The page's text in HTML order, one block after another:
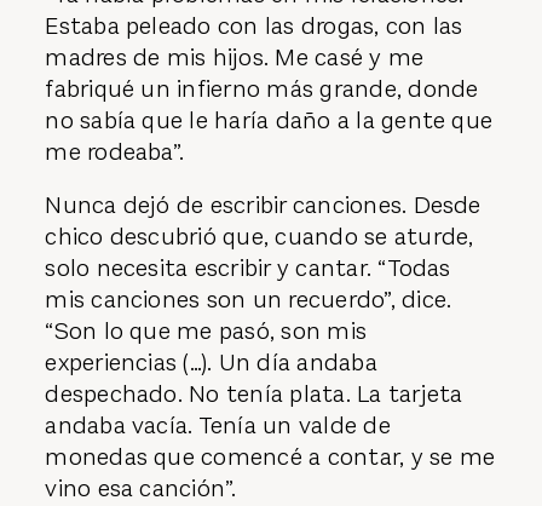
Estaba peleado con las drogas, con las
madres de mis hijos. Me casé y me
fabriqué un infierno más grande, donde
no sabía que le haría daño a la gente que
me rodeaba”.
Nunca dejó de escribir canciones. Desde
chico descubrió que, cuando se aturde,
solo necesita escribir y cantar. “Todas
mis canciones son un recuerdo”, dice.
“Son lo que me pasó, son mis
experiencias (…). Un día andaba
despechado. No tenía plata. La tarjeta
andaba vacía. Tenía un valde de
monedas que comencé a contar, y se me
vino esa canción”.